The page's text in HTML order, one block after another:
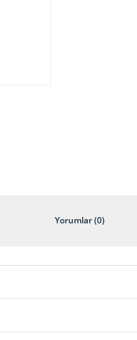
Yorumlar (0)